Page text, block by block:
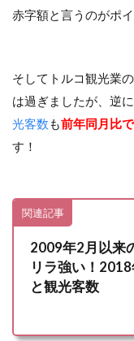
赤字額と言うのがポ
そしてトルコ観光業
は過ぎましたが、逆
光客数も前年同月比
す！
関連記事
2009年2月以来
リラ強い！
と観光客数